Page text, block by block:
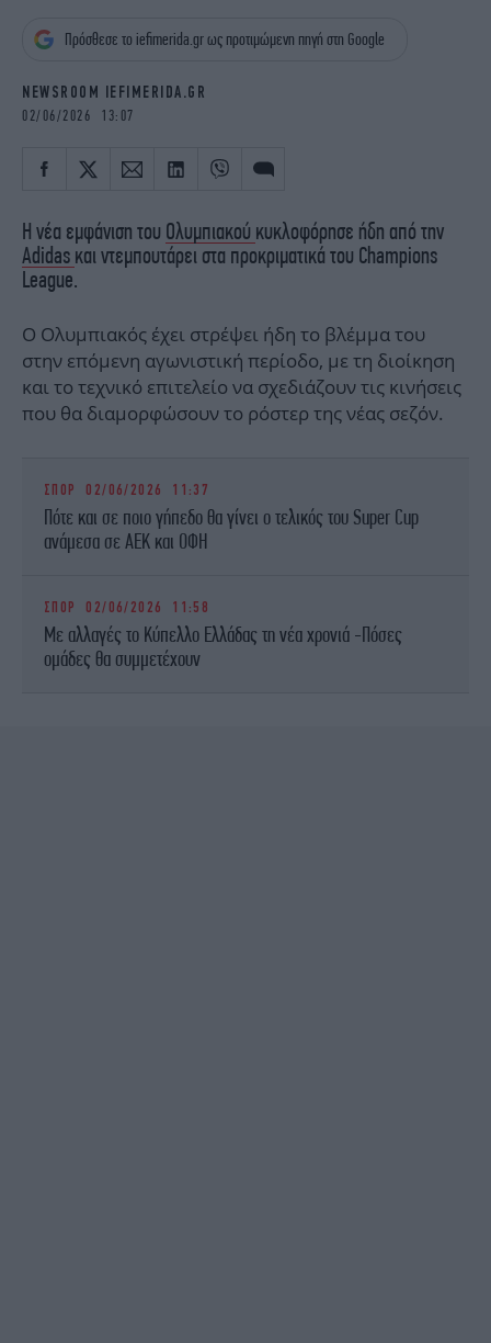
OSCARS
THE OCEAN
Πρόσθεσε το iefimerida.gr ως προτιμώμενη πηγή στη Google
NEWSROOM IEFIMERIDA.GR
02/06/2026 13:07
Η νέα εμφάνιση του Ολυμπιακού κυκλοφόρησε ήδη από την
Adidas και ντεμπουτάρει στα προκριματικά του Champions
League.
Ο Ολυμπιακός έχει στρέψει ήδη το βλέμμα του
στην επόμενη αγωνιστική περίοδο, με τη διοίκηση
και το τεχνικό επιτελείο να σχεδιάζουν τις κινήσεις
που θα διαμορφώσουν το ρόστερ της νέας σεζόν.
ΣΠΟΡ 02/06/2026 11:37
Πότε και σε ποιο γήπεδο θα γίνει ο τελικός του Super Cup
ανάμεσα σε ΑΕΚ και ΟΦΗ
ΣΠΟΡ 02/06/2026 11:58
Με αλλαγές το Κύπελλο Ελλάδας τη νέα χρονιά -Πόσες
ομάδες θα συμμετέχουν